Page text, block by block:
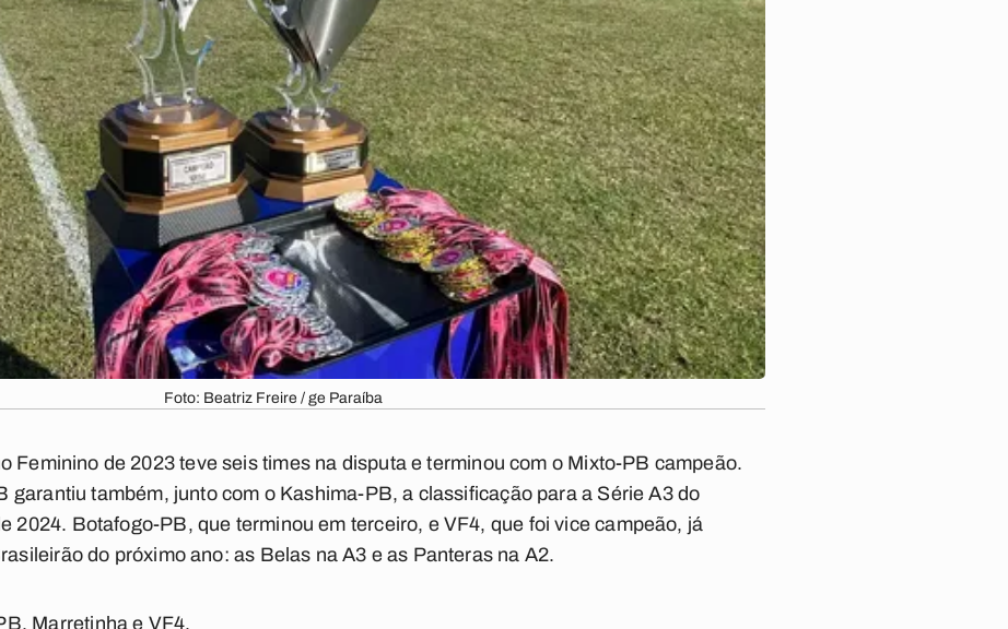
Foto: Beatriz Freire / ge Paraíba
Feminino de 2023 teve seis times na disputa e terminou com o Mixto-PB campeão.
garantiu também, junto com o Kashima-PB, a classificação para a Série A3 do
2024. Botafogo-PB, que terminou em terceiro, e VF4, que foi vice campeão, já
do próximo ano: as Belas na A3 e as Panteras na A2.
Marretinha e VF4.